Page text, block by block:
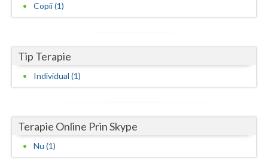
Neamt
Prahova
Salaj
Sibiu
Suceava
Copii (1)
Tip Terapie
Individual (1)
Terapie Online Prin Skype
Nu (1)